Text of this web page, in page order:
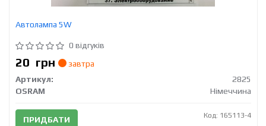
Автолампа 5W
0 відгуків
20 грн
завтра
Артикул:
2825
OSRAM
Німеччина
ПРИДБАТИ Код: 165113-4